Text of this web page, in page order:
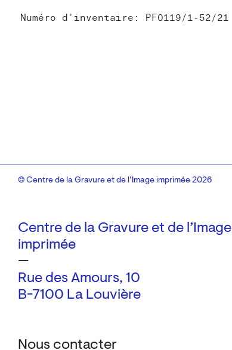
Numéro d'inventaire: PF0119/1-52/21
Centre de la Gravure et de l’Image
imprimée
—
Rue des Amours, 10
B-7100 La Louvière
Nous contacter
© Centre de la Gravure et de l’Image imprimée 2026